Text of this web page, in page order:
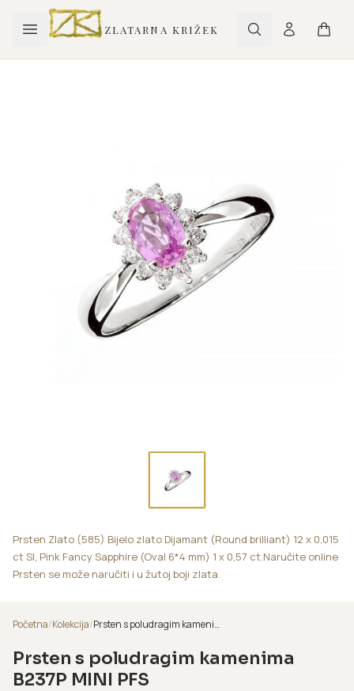
ZLATARNA KRIŽEK
Prsten Zlato (585) Bijelo zlato Dijamant (Round brilliant) 12 x 0,015
ct SI, Pink Fancy Sapphire (Oval 6*4 mm) 1 x 0,57 ct.Naručite online
Prsten se može naručiti i u žutoj boji zlata.
Početna/Kolekcija/ Prsten s poludragim kamenima B237P MINI PFS
Prsten s poludragim kamenima
B237P MINI PFS